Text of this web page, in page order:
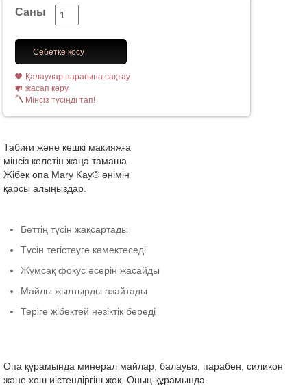
Саны
Себетке қосу
Қалаулар парағына сақтау
жасап көру
Мінсіз түсіңді тап!
Табиғи және кешкі макияжға
мінсіз келетін жаңа тамаша
Жібек опа Mary Kay® өнімін
қарсы алыңыздар.
Беттің түсін жақсартады
Түсін тегістеуге көмектеседі
Жұмсақ фокус әсерін жасайды
Майлы жылтырды азайтады
Теріге жібектей нәзіктік береді
Опа құрамында минерал майлар, балауыз, парабен, силикон
және хош иістендіргіш жоқ. Оның құрамында